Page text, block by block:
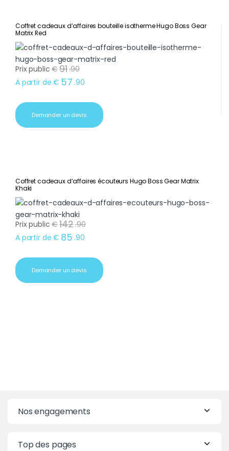
Coffret cadeaux d’affaires bouteille isotherme Hugo Boss Gear
Matrix Red
Prix public €91.90
A partir de € 57 .90
Demander un devis
Coffret cadeaux d’affaires écouteurs Hugo Boss Gear Matrix
Khaki
Prix public €142.90
A partir de € 85 .90
Demander un devis
Nos engagements
Top des pages